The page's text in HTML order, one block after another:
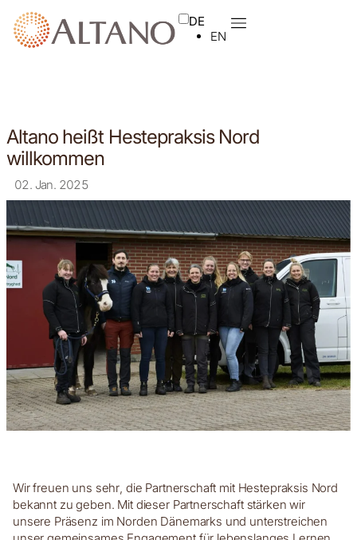
DE
EN
Altano heißt Hestepraksis Nord
willkommen
02. Jan. 2025
Wir freuen uns sehr, die Partnerschaft mit Hestepraksis Nord
bekannt zu geben. Mit dieser Partnerschaft stärken wir
unsere Präsenz im Norden Dänemarks und unterstreichen